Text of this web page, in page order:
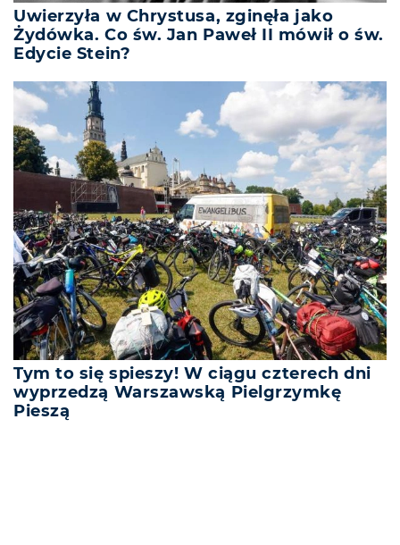
Uwierzyła w Chrystusa, zginęła jako
Żydówka. Co św. Jan Paweł II mówił o św.
Edycie Stein?
Tym to się spieszy! W ciągu czterech dni
wyprzedzą Warszawską Pielgrzymkę
Pieszą